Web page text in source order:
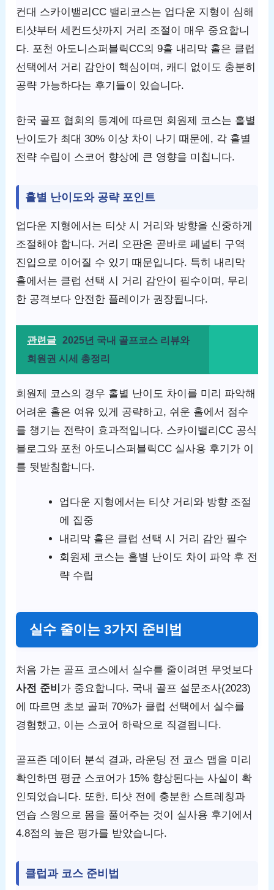
컨대 스카이밸리CC 밸리코스는 업다운 지형이 심해
티샷부터 세컨드샷까지 거리 조절이 매우 중요합니
다. 포천 아도니스퍼블릭CC의 9홀 내리막 홀은 클럽
선택에서 거리 감안이 핵심이며, 캐디 없이도 충분히
공략 가능하다는 후기들이 있습니다.
한국 골프 협회의 통계에 따르면 회원제 코스는 홀별
난이도가 최대 30% 이상 차이 나기 때문에, 각 홀별
전략 수립이 스코어 향상에 큰 영향을 미칩니다.
홀별 난이도와 공략 포인트
업다운 지형에서는 티샷 시 거리와 방향을 신중하게
조절해야 합니다. 거리 오판은 곧바로 페널티 구역
진입으로 이어질 수 있기 때문입니다. 특히 내리막
홀에서는 클럽 선택 시 거리 감안이 필수이며, 무리
한 공격보다 안전한 플레이가 권장됩니다.
관련글 2025년 국내 골프코스 리뷰와
회원권 시세 총정리
회원제 코스의 경우 홀별 난이도 차이를 미리 파악해
어려운 홀은 여유 있게 공략하고, 쉬운 홀에서 점수
를 챙기는 전략이 효과적입니다. 스카이밸리CC 공식
블로그와 포천 아도니스퍼블릭CC 실사용 후기가 이
를 뒷받침합니다.
업다운 지형에서는 티샷 거리와 방향 조절
에 집중
내리막 홀은 클럽 선택 시 거리 감안 필수
회원제 코스는 홀별 난이도 차이 파악 후 전
략 수립
실수 줄이는 3가지 준비법
처음 가는 골프 코스에서 실수를 줄이려면 무엇보다
사전 준비 가 중요합니다. 국내 골프 설문조사(2023)
에 따르면 초보 골퍼 70%가 클럽 선택에서 실수를
경험했고, 이는 스코어 하락으로 직결됩니다.
골프존 데이터 분석 결과, 라운딩 전 코스 맵을 미리
확인하면 평균 스코어가 15% 향상된다는 사실이 확
인되었습니다. 또한, 티샷 전에 충분한 스트레칭과
연습 스윙으로 몸을 풀어주는 것이 실사용 후기에서
4.8점의 높은 평가를 받았습니다.
클럽과 코스 준비법